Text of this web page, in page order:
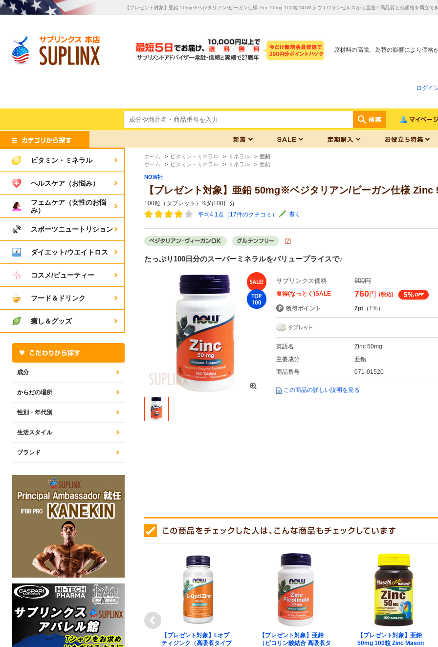
【プレゼント対象】亜鉛 50mg※ベジタリアン/ビーガン仕様 Zinc 50mg 100粒 NOW ナウ | ロサンゼルスから直送！高品質と低価格を両立で
原材料の高騰、為替の影響により価格
ログイ
ホーム > ビタミン・ミネラル > ミネラル > 亜鉛
ホーム
> ビタミン・ミネラル > ミネラル > 亜鉛
NOW社
【プレゼント対象】亜鉛 50mg※ベジタリアン/ビーガン仕様 Zinc
100粒（タブレット）※約100日分
平均4.1点（17件のクチコミ）
書く
[?]
たっぷり100日分のスーパーミネラルをバリュープライスで♪
サプリンクス価格 800円
夏得(なっとく)SALE 760円 (税込)
獲得ポイント 7pt （1%）
英語名
Zinc 50mg
主要成分
亜鉛
商品番号
071-01520
この商品の詳しい説明を見る
象】［ お得
カ コンプレ
【プレゼント対象】グリシ
ン酸亜鉛 30mg Zinc
【プレゼント対象】Lオプ
ティジンク（高吸収タイプ
【プレゼント対象】亜鉛
（ピコリン酸結合 高吸収タ
【プレゼント対象】亜鉛
50mg 100粒 Zinc Mason
next
ビタミン・ミネラル
ヘルスケア（お悩み）
フェムケア（女性のお悩
み）
スポーツニュートリション
ダイエット/ウエイトロス
コスメ/ビューティー
フード＆ドリンク
癒し＆グッズ
成分
からだの場所
性別・年代別
生活スタイル
ブランド